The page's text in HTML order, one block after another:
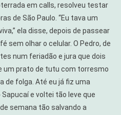
em calls, resolveu testar
de São Paulo. “Eu tava um
ela disse, depois de passear
sem olhar o celular. O Pedro, de
num feriadão e jura que dois
um prato de tutu com torresmo
de folga. Até eu já fiz uma
e voltei tão leve que
semana tão salvando a